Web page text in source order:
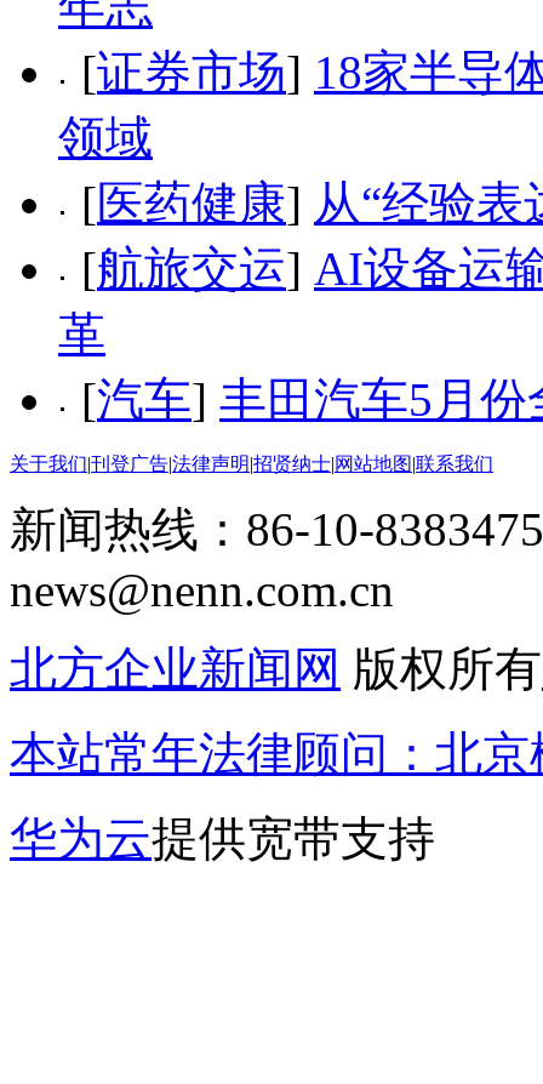
[证券市场] 18家半导
领域
[医药健康] 从“经验表
[航旅交运] AI设备运
革
[汽车] 丰田汽车5月
关于我们|刊登广告|法律声明|招贤纳士|网站地图|联系我们
新闻热线：86-10-
news@nenn.com.cn
北方企业新闻网 版权所有
本站常年法律顾问：北
华为云提供宽带支持